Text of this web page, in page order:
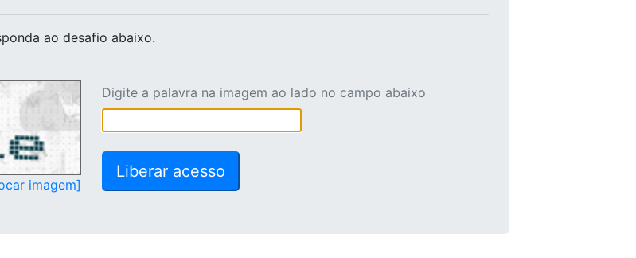
ao desafio abaixo.
imagem]
Digite a palavra na imagem ao lado no campo abaixo